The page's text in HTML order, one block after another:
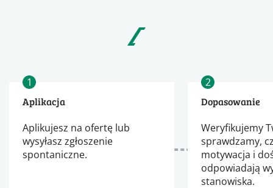
1
Aplikacja
Aplikujesz na ofertę lub
wysyłasz zgłoszenie
spontaniczne.
2
Dopasowanie
Weryfikujemy
sprawdzamy,
motywacja i
odpowiadają
stanowiska.